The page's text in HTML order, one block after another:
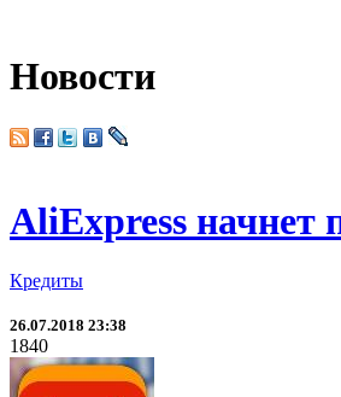
Новости
AliExpress начнет
Кредиты
26.07.2018 23:38
1840